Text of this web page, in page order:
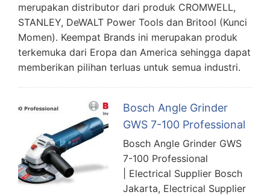
merupakan distributor dari produk CROMWELL,
STANLEY, DeWALT Power Tools dan Britool (Kunci
Momen). Keempat Brands ini merupakan produk
terkemuka dari Eropa dan America sehingga dapat
memberikan pilihan terluas untuk semua industri.
Bosch Angle Grinder
GWS 7-100 Professional
Bosch Angle Grinder GWS
7-100 Professional
| Electrical Supplier Bosch
Jakarta, Electrical Supplier